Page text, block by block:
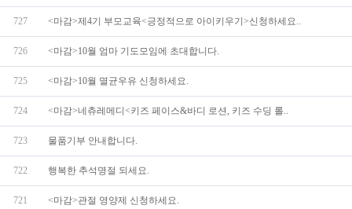
727 <마감>제4기 부모교육<긍정적으로 아이키우기>신청하세요..
726 <마감>10월 엄마 기도모임에 초대합니다.
725 <마감>10월 멸균우유 신청하세요.
724 <마감>네츄레메디<키즈 페이스&바디 로션, 키즈 수딩 롤..
723 물품기부 안내합니다.
722 행복한 추석명절 되세요.
721 <마감>관절 영양제 신청하세요.